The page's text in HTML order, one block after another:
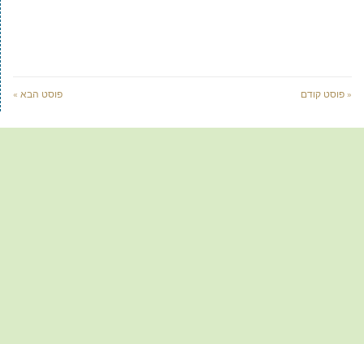
« פוסט קודם פוסט הבא »